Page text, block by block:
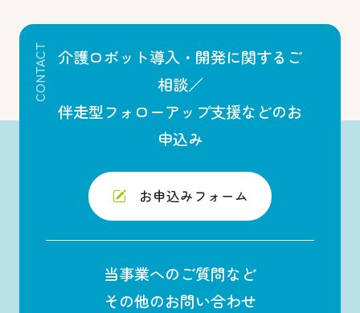
CONTACT 介護ロボット導入・開発に関するご
相談／
伴走型フォローアップ支援などのお
申込み
お申込みフォーム
当事業へのご質問など
その他のお問い合わせ